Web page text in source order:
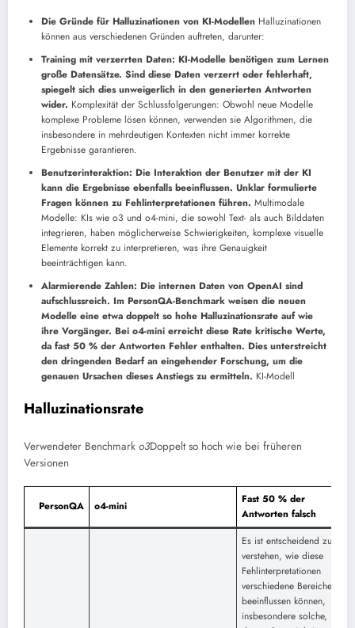
Die Gründe für Halluzinationen von KI-Modellen Halluzinationen
können aus verschiedenen Gründen auftreten, darunter:
Training mit verzerrten Daten: KI-Modelle benötigen zum Lernen
große Datensätze. Sind diese Daten verzerrt oder fehlerhaft,
spiegelt sich dies unweigerlich in den generierten Antworten
wider. Komplexität der Schlussfolgerungen: Obwohl neue Modelle
komplexe Probleme lösen können, verwenden sie Algorithmen, die
insbesondere in mehrdeutigen Kontexten nicht immer korrekte
Ergebnisse garantieren.
Benutzerinteraktion: Die Interaktion der Benutzer mit der KI
kann die Ergebnisse ebenfalls beeinflussen. Unklar formulierte
Fragen können zu Fehlinterpretationen führen. Multimodale
Modelle: KIs wie o3 und o4-mini, die sowohl Text- als auch Bilddaten
integrieren, haben möglicherweise Schwierigkeiten, komplexe visuelle
Elemente korrekt zu interpretieren, was ihre Genauigkeit
beeinträchtigen kann.
Alarmierende Zahlen: Die internen Daten von OpenAI sind
aufschlussreich. Im PersonQA-Benchmark weisen die neuen
Modelle eine etwa doppelt so hohe Halluzinationsrate auf wie
ihre Vorgänger. Bei o4-mini erreicht diese Rate kritische Werte,
da fast 50 % der Antworten Fehler enthalten. Dies unterstreicht
den dringenden Bedarf an eingehender Forschung, um die
genauen Ursachen dieses Anstiegs zu ermitteln. KI-Modell
Halluzinationsrate
Verwendeter Benchmark o3Doppelt so hoch wie bei früheren
Versionen
PersonQA o4-mini
Fast 50 % der
Antworten falsch
Es ist entscheidend zu
verstehen, wie diese
Fehlinterpretationen
verschiedene Bereiche
beeinflussen können,
insbesondere solche, in